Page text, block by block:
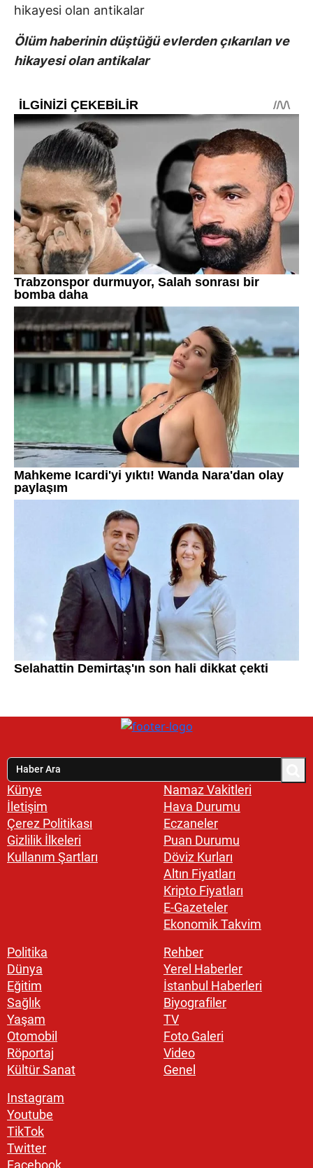
Ölüm haberinin düştüğü evlerden çıkarılan ve
hikayesi olan antikalar
Künye
İletişim
Çerez Politikası
Gizlilik İlkeleri
Kullanım Şartları
Namaz Vakitleri
Hava Durumu
Eczaneler
Puan Durumu
Döviz Kurları
Altın Fiyatları
Kripto Fiyatları
E-Gazeteler
Ekonomik Takvim
Politika
Dünya
Eğitim
Sağlık
Yaşam
Otomobil
Röportaj
Kültür Sanat
Rehber
Yerel Haberler
İstanbul Haberleri
Biyografiler
TV
Foto Galeri
Video
Genel
Instagram
Youtube
TikTok
Twitter
Facebook